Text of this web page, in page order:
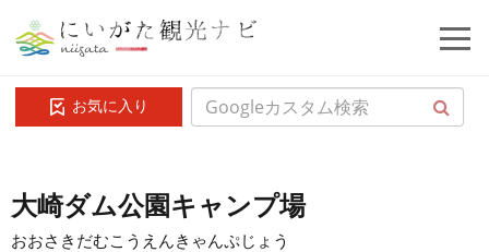
お気に入り
大崎ダム公園キャンプ場
おおさきだむこうえんきゃんぷじょう